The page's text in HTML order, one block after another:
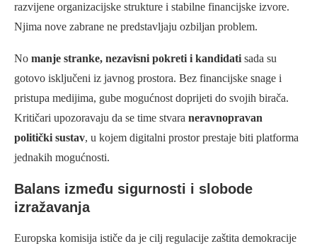
razvijene organizacijske strukture i stabilne financijske izvore.
Njima nove zabrane ne predstavljaju ozbiljan problem.
No manje stranke, nezavisni pokreti i kandidati sada su
gotovo isključeni iz javnog prostora. Bez financijske snage i
pristupa medijima, gube mogućnost doprijeti do svojih birača.
Kritičari upozoravaju da se time stvara neravnopravan
politički sustav, u kojem digitalni prostor prestaje biti platforma
jednakih mogućnosti.
Balans između sigurnosti i slobode
izražavanja
Europska komisija ističe da je cilj regulacije zaštita demokracije